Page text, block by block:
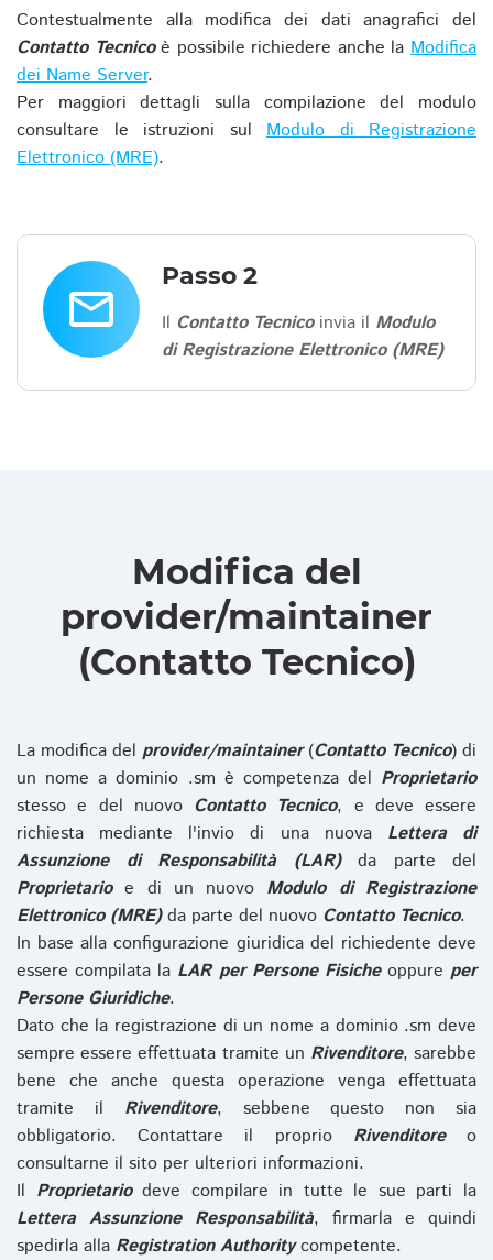
Contestualmente alla modifica dei dati anagrafici del
Contatto Tecnicoè possibile richiedere anche laModifica
dei Name Server.
Per maggiori dettagli sulla compilazione del modulo
consultare le istruzioni sul Modulo di Registrazione
Elettronico (MRE).
email
Passo 2
Il Contatto Tecnicoinvia il Modulo
di Registrazione Elettronico (MRE)
Modifica del
provider/maintainer
(Contatto Tecnico)
La modifica del provider/maintainer(Contatto Tecnico) di
un nome a dominio .sm è competenza del Proprietario
stesso e del nuovo Contatto Tecnico, e deve essere
richiesta mediante l'invio di una nuova Lettera di
Assunzione di Responsabilità (LAR)da parte del
Proprietarioe di un nuovo Modulo di Registrazione
Elettronico (MRE)da parte del nuovo Contatto Tecnico.
In base alla configurazione giuridica del richiedente deve
essere compilata la LAR per Persone Fisicheoppure per
Persone Giuridiche.
Dato che la registrazione di un nome a dominio .sm deve
sempre essere effettuata tramite un Rivenditore, sarebbe
bene che anche questa operazione venga effettuata
tramite il Rivenditore, sebbene questo non sia
obbligatorio. Contattare il proprio Rivenditoreo
consultarne il sito per ulteriori informazioni.
Il Proprietariodeve compilare in tutte le sue parti la
Lettera Assunzione Responsabilità, firmarla e quindi
spedirla alla Registration Authoritycompetente.